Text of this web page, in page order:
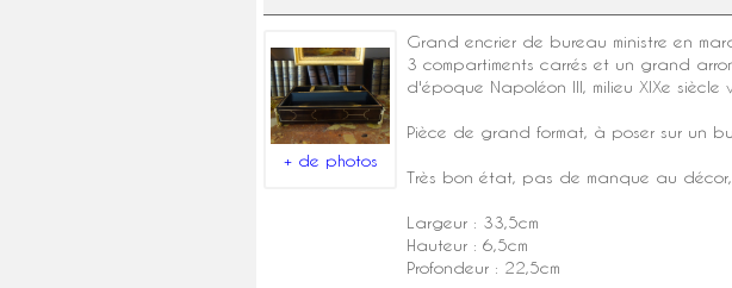
+ de photos
Grand encrier de bureau ministre en
3 compartiments carrés et un grand
d'époque Napoléon III, milieu XIXe siècle
Pièce de grand format, à poser sur un
Très bon état, pas de manque au
Largeur : 33,5cm
Hauteur : 6,5cm
Profondeur : 22,5cm